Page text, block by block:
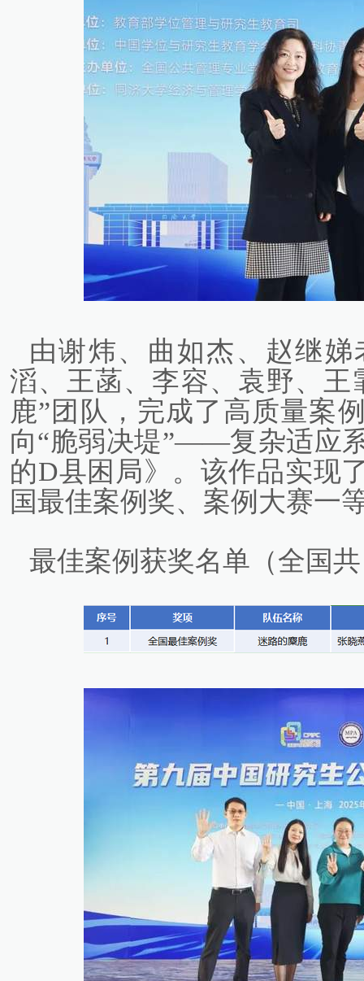
由谢炜、曲如杰、赵继
滔、王菡、李容、袁野、王
鹿”团队，完成了高质量案
向“脆弱决堤”——复杂适应
的D县困局》。该作品实现
国最佳案例奖、案例大赛一
最佳案例获奖名单（全国